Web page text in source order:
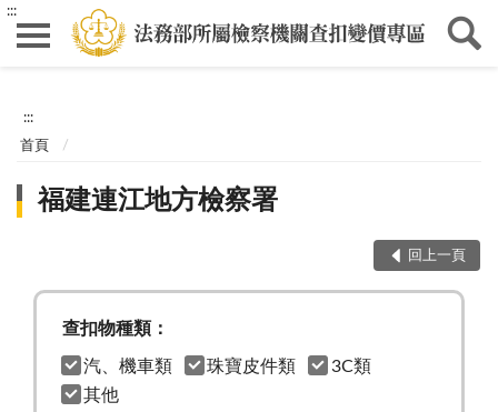
:::
:::
首頁
福建連江地方檢察署
回上一頁
查扣物種類：
汽、機車類 珠寶皮件類
3C類
其他